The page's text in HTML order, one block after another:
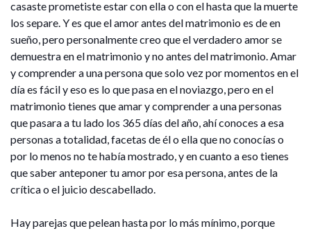
casaste prometiste estar con ella o con el hasta que la muerte
los separe. Y es que el amor antes del matrimonio es de en
sueño, pero personalmente creo que el verdadero amor se
demuestra en el matrimonio y no antes del matrimonio. Amar
y comprender a una persona que solo vez por momentos en el
día es fácil y eso es lo que pasa en el noviazgo, pero en el
matrimonio tienes que amar y comprender a una personas
que pasara a tu lado los 365 días del año, ahí conoces a esa
personas a totalidad, facetas de él o ella que no conocías o
por lo menos no te había mostrado, y en cuanto a eso tienes
que saber anteponer tu amor por esa persona, antes de la
crítica o el juicio descabellado.
Hay parejas que pelean hasta por lo más mínimo, porque